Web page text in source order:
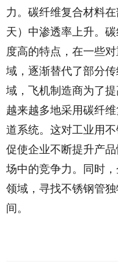
力。碳纤维复合材料
天）中渗透率上升。
度高的特点，在一些
域，逐渐替代了部分
域，飞机制造商为了
越来越多地采用碳纤
道系统。这对工业用
促使企业不断提升产
场中的竞争力。同时
领域，寻找不锈钢管
间。